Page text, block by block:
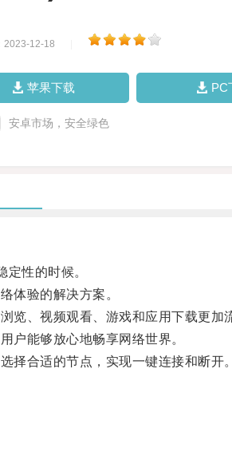
2023-12-18
苹果下载 PC
安卓市场，安全绿色
性的时候。
验的解决方案。
、视频观看、游戏和应用下载更加
能够放心地畅享网络世界。
合适的节点，实现一键连接和断开。